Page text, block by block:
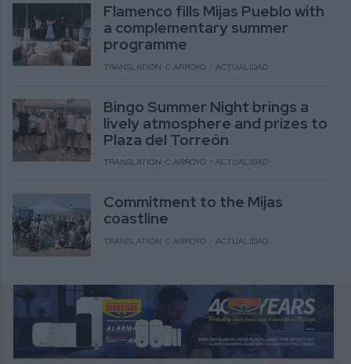
Flamenco fills Mijas Pueblo with
a complementary summer
programme
TRANSLATION: C.ARROYO ACTUALIDAD
Bingo Summer Night brings a
lively atmosphere and prizes to
Plaza del Torreón
TRANSLATION: C.ARROYO ACTUALIDAD
Commitment to the Mijas
coastline
TRANSLATION: C.ARROYO ACTUALIDAD